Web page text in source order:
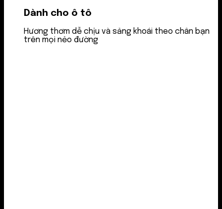
Dành cho ô tô
Hương thơm dễ chịu và sảng khoái theo chân bạn
trên mọi nẻo đường